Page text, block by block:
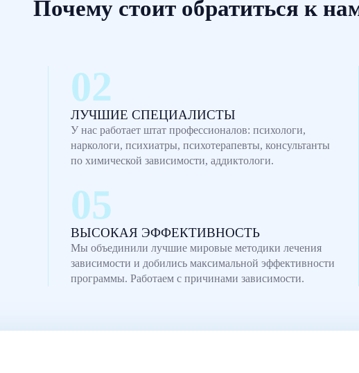
Почему стоит обратиться к
ЛУЧШИЕ СПЕЦИАЛИСТЫ
У нас работает штат профессионалов: психологи,
наркологи, психиатры, психотерапевты, консультанты
по химической зависимости, аддиктологи.
ВЫСОКАЯ ЭФФЕКТИВНОСТЬ
Мы объединили лучшие мировые методики лечения
зависимости и добились максимальной эффективности
программы. Работаем с причинами зависимости.